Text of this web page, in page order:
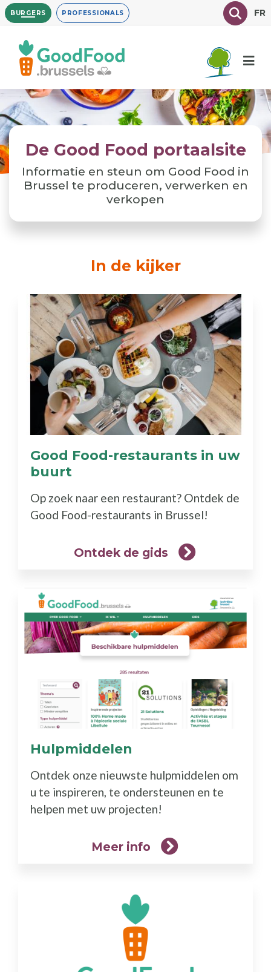
Overslaan
en
inhoud
gaan
BURGERS PROFESSIONALS TexteFR
De Good Food portaalsite
Informatie en steun om Good Food in
Brussel te produceren, verwerken en
verkopen
In de kijker
Good Food-restaurants in uw
buurt
gids)
Op zoek naar een restaurant? Ontdek de
Good Food-restaurants in Brussel!
Ontdek de gids
Hulpmiddelen
Ontdek onze nieuwste hulpmiddelen om
u te inspireren, te ondersteunen en te
helpen met uw projecten!
Meer info